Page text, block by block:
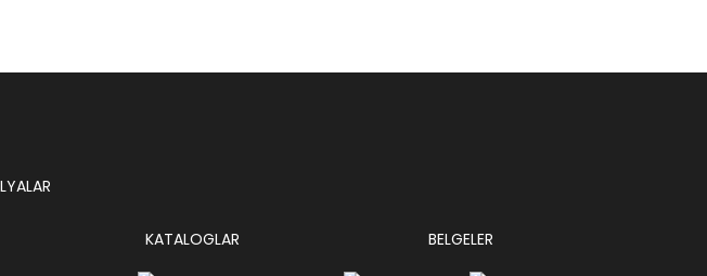
KATALOGLAR BELGELER